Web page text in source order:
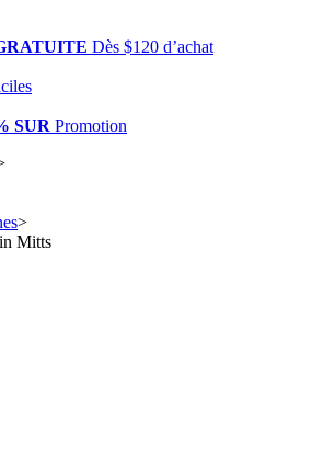
Dès $120 d’achat
SUR Promotion
>
Mitts